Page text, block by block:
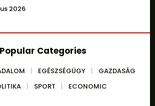
2026
Popular Categories
EGÉSZSÉGÜGY
GAZDASÁG
SPORT ECONOMIC